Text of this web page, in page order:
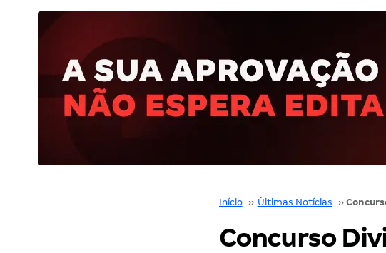
Início ›› Últimas Notícias ››
Concurso